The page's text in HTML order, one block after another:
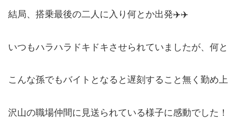
結局、搭乗最後の二人に入り何とか出発✈️✈️
いつもハラハラドキドキさせられていましたが、何
こんな孫でもバイトとなると遅刻すること無く勤め
沢山の職場仲間に見送られている様子に感動でした